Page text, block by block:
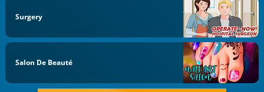
Surgery
Salon De Beauté